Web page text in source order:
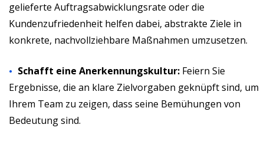
gelieferte Auftragsabwicklungsrate oder die
Kundenzufriedenheit helfen dabei, abstrakte Ziele in
konkrete, nachvollziehbare Maßnahmen umzusetzen.
Schafft eine Anerkennungskultur: Feiern Sie
Ergebnisse, die an klare Zielvorgaben geknüpft sind, um
Ihrem Team zu zeigen, dass seine Bemühungen von
Bedeutung sind.